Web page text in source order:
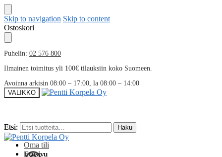
Skip to navigation Skip to content
Ostoskori
Puhelin: 02 576 800
Ilmainen toimitus yli 100€ tilauksiin koko Suomeen.
Avoinna arkisin 08:00 – 17:00, la 08:00 – 14:00
VALIKKO
Etsi: Haku
Oma tili
Etsi: Haku
Etusivu